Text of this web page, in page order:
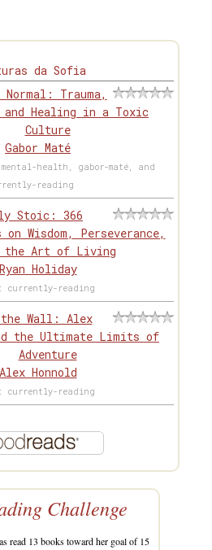
da Sofia
Trauma,
Healing in a Toxic
Culture
Gabor Maté
health, gabor-maté, and
reading
Stoic: 366
Wisdom, Perseverance,
the Art of Living
Ryan Holiday
currently-reading
Wall: Alex
the Ultimate Limits of
Adventure
Alex Honnold
currently-reading
Challenge
read 13 books toward her goal of 15